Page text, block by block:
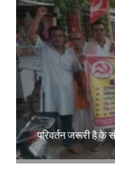
परिवर्तन जरूरी है के
Amit Lekh